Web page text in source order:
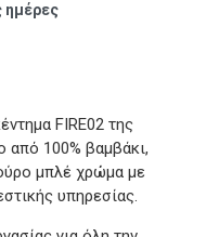
ημέρες
FIRE02 της
από 100% βαμβάκι,
μπλέ χρώμα με
υπηρεσίας.